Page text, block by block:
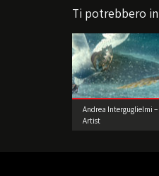
Ti potrebbero
Andrea Interguglielmi –
Artist